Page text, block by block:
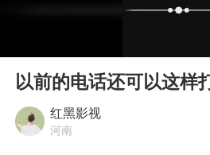
Play
以前的电话还可以这样
红黑影视
河南